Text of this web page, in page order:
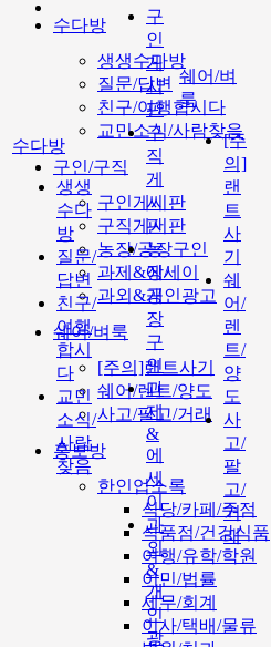
수다방
생생수다방
질문/답변
친구/여행합시다
교민소식/사람찾음
구인/구직
구인게시판
구직게시판
농장/공장구인
과제&에세이
과외&개인광고
쉐어/벼룩
[주의]랜트사기
쉐어/렌트/양도
사고/팔고/거래
홍보방
한인업소록
식당/카페/주점
식품점/건강식품
여행/유학/학원
이민/법률
세무/회계
이사/택배/물류
수다방
생생
수다
방
질문/
답변
친구/
여행
합시
다
교민
소식/
사람
찾음
구
인
게
시
판
구
직
게
시
판
농
장/
공
장
구
인
과
제
&
에
세
이
과
외
&
개
인
광
쉐어/벼
룩
[주
의]
랜
트
사
기
쉐
어/
렌
트/
양
도
사
고/
팔
고/
거
래